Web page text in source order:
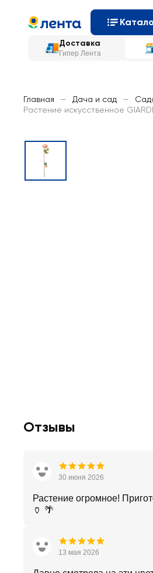
Доставка
Гипер Лента
Главная — Дача и сад —
Растение искусственное
Отзывы
30 июня 2026
Растение огромное!
🏺 🌴
13 мая 2026